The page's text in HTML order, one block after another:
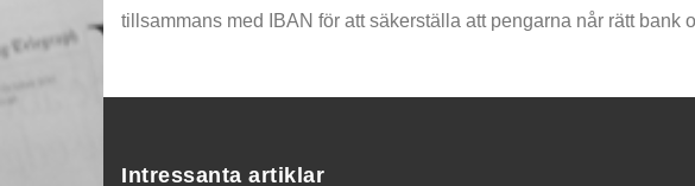
tillsammans med IBAN för att säkerställa att pengarna når rätt bank
Intressanta artiklar